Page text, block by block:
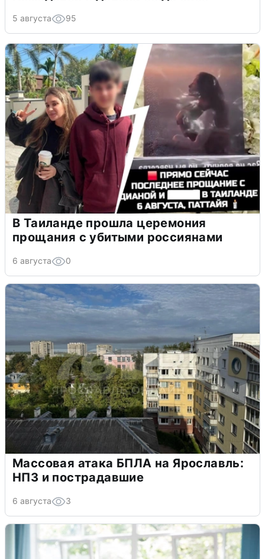
5 августа 95
В Таиланде прошла церемония
прощания с убитыми россиянами
6 августа 0
Массовая атака БПЛА на Ярославль:
НПЗ и пострадавшие
6 августа 3